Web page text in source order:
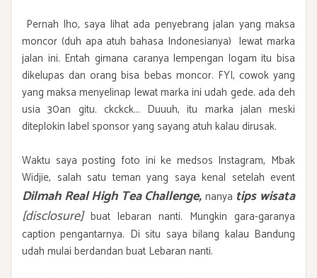
Pernah lho, saya lihat ada penyebrang jalan yang maksa
moncor (duh apa atuh bahasa Indonesianya) lewat marka
jalan ini. Entah gimana caranya lempengan logam itu bisa
dikelupas dan orang bisa bebas moncor. FYI, cowok yang
yang maksa menyelinap lewat marka ini udah gede. ada deh
usia 30an gitu. ckckck... Duuuh, itu marka jalan meski
diteplokin label sponsor yang sayang atuh kalau dirusak.
Waktu saya posting foto ini ke medsos Instagram, Mbak
Widjie, salah satu teman yang saya kenal setelah event
Dilmah Real High Tea Challenge, nanya tips wisata
[disclosure] buat lebaran nanti. Mungkin gara-garanya
caption pengantarnya. Di situ saya bilang kalau Bandung
udah mulai berdandan buat Lebaran nanti.